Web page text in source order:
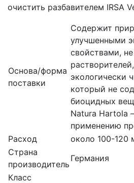
очистить разбавителем IRSA
Основа/форма
поставки
Содержит
улучшенными
свойствами,
экологически
который не
биоцидных
Natura Hartola
применению
Расход
около 100-120
Страна
производитель
Германия
Класс